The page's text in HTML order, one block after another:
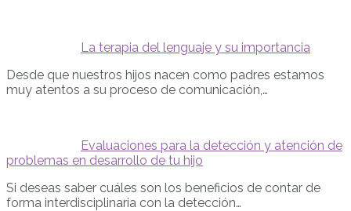
La terapia del lenguaje y su importancia
Desde que nuestros hijos nacen como padres estamos
muy atentos a su proceso de comunicación,…
Evaluaciones para la detección y atención de
problemas en desarrollo de tu hijo
Si deseas saber cuáles son los beneficios de contar de
forma interdisciplinaria con la detección…